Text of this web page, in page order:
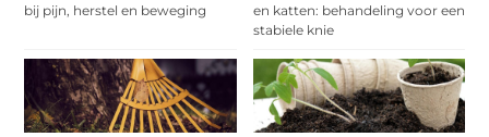
bij pijn, herstel en beweging
en katten: behandeling voor een
stabiele knie